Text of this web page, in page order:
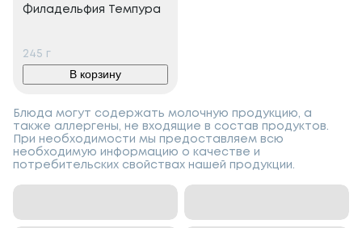
Филадельфия Темпура
245 г
В корзину
Блюда могут содержать молочную продукцию, а
также аллергены, не входящие в состав продуктов.
При необходимости мы предоставляем всю
необходимую информацию о качестве и
потребительских свойствах нашей продукции.